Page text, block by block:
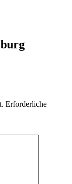
Erforderliche